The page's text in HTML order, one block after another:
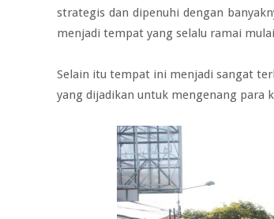
strategis dan dipenuhi dengan
menjadi tempat yang selalu ramai
Selain itu tempat ini menjadi sangat
yang dijadikan untuk mengenang para